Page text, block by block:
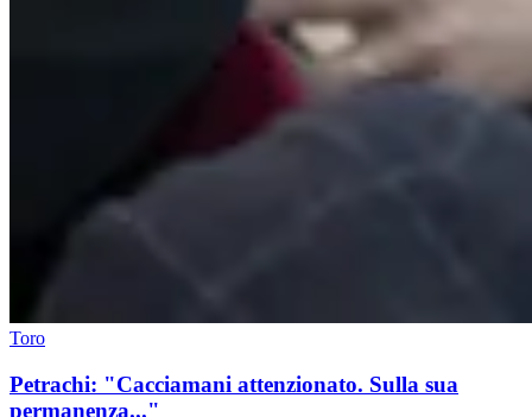
Toro
Petrachi: "Cacciamani attenzionato. Sulla sua
permanenza..."